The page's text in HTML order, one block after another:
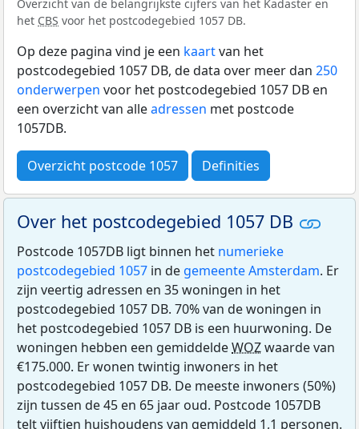
Overzicht van de belangrijkste cijfers van het Kadaster en
het CBS voor het postcodegebied 1057 DB.
Op deze pagina vind je een kaartvan het
postcodegebied 1057 DB, de data over meer dan 250
onderwerpen voor het postcodegebied 1057 DB en
een overzicht van alleadressen met postcode
1057DB.
Overzicht postcode 1057 Definities
Over het postcodegebied 1057 DB
Postcode 1057DB ligt binnen het numerieke
postcodegebied 1057 in de gemeente Amsterdam. Er
zijn veertig adressen en 35 woningen in het
postcodegebied 1057 DB. 70% van de woningen in
het postcodegebied 1057 DB is een huurwoning. De
woningen hebben een gemiddeldeWOZwaarde van
€175.000. Er wonen twintig inwoners in het
postcodegebied 1057 DB. De meeste inwoners (50%)
zijn tussen de 45 en 65 jaar oud. Postcode 1057DB
telt vijftien huishoudens van gemiddeld 1,1 personen.